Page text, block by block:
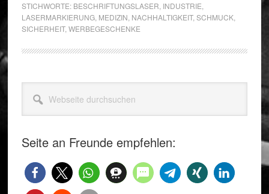
STICHWORTE: BESCHRIFTUNGSLASER INDUSTRIE
LASERMARKIERUNG, MEDIZIN NACHHALTIGKEIT, SCHMUCK,
SICHERHEIT, WERBEGESCHENKE
Seitenspalte
durchsuchen
Seite an Freunde empfehlen: